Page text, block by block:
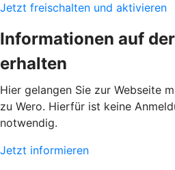
Jetzt freischalten und aktivieren
Informationen auf
erhalten
Hier gelangen Sie zur Webseite
zu Wero. Hierfür ist keine
notwendig.
Jetzt informieren